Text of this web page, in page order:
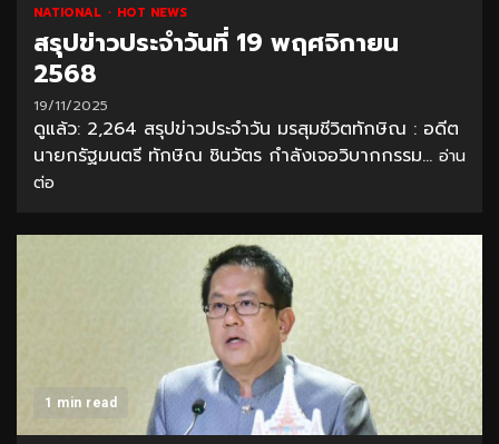
NATIONAL HOT NEWS
สรุปข่าวประจำวันที่ 19 พฤศจิกายน
2568
19/11/2025
ดูแล้ว: 2,264 สรุปข่าวประจำวัน มรสุมชีวิตทักษิณ : อดีต
นายกรัฐมนตรี ทักษิณ ชินวัตร กำลังเจอวิบากกรรม... อ่าน
ต่อ
1 min read